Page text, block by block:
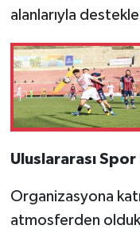
alanlarıyla
Uluslararası
Organizasyona
atmosferden